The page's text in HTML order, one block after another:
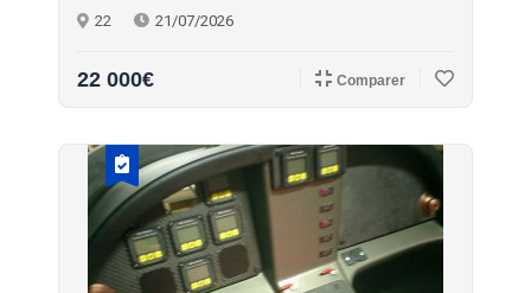
22 21/07/2026
22 000€ Comparer